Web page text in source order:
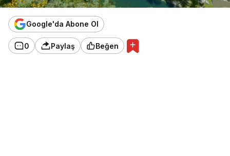
Google'da Abone Ol
0 Paylaş Beğen